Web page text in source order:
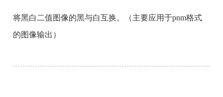
将黑白二值图像的黑与白互换。（主要应用于pnm格式
的图像输出）